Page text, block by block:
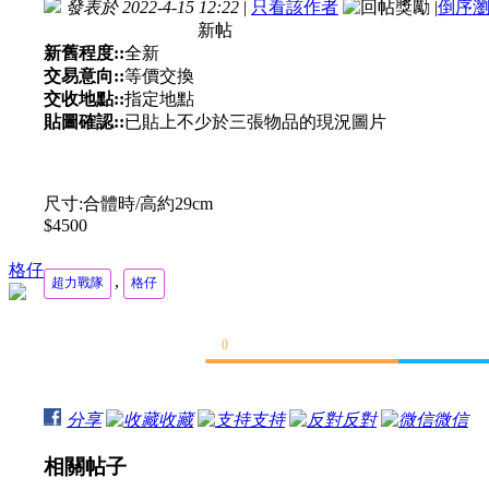
格仔
發表於 2022-4-15 12:22 | 只看該作者 |倒序
新帖
新舊程度::全新
交易意向::等價交換
交收地點::指定地點
貼圖確認::已貼上不少於三張物品的現況圖片
尺寸:合體時/高約29cm
$4500
超力戰隊 , 格仔
0
分享 收藏 支持 反對 微信
相關帖子